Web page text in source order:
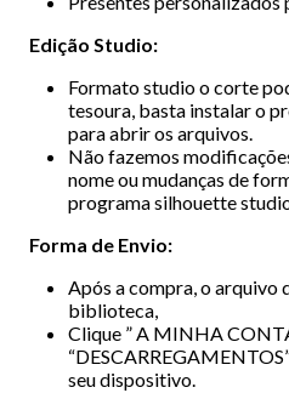
Edição Studio:
Formato studio o corte
tesoura, basta instalar o
para abrir os arquivos.
Não fazemos
nome ou mudanças de
programa silhouette
Forma de Envio:
Após a compra, o arquivo
biblioteca,
Clique ” A MINHA
seu dispositivo.